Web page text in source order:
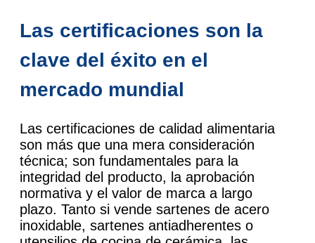
Las certificaciones son la
clave del éxito en el
mercado mundial
Las certificaciones de calidad alimentaria
son más que una mera consideración
técnica; son fundamentales para la
integridad del producto, la aprobación
normativa y el valor de marca a largo
plazo. Tanto si vende sartenes de acero
inoxidable, sartenes antiadherentes o